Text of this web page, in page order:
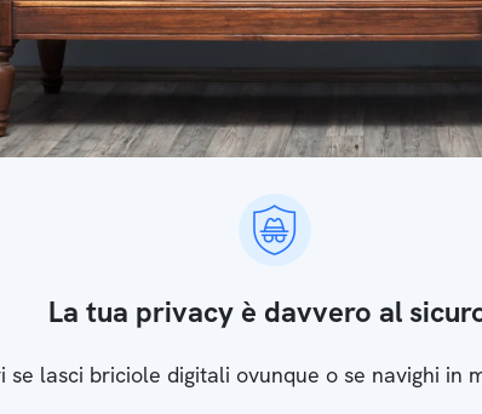
La tua privacy è davvero al
se lasci briciole digitali ovunque o se navighi in